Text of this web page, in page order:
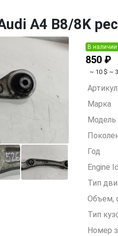
A4 B8/8K
В наличии
850 ₽
~ 10 $ ~
Артикул
Марка
Модель
Год
Engine Id
Тип
Объем,
Тип
Номер